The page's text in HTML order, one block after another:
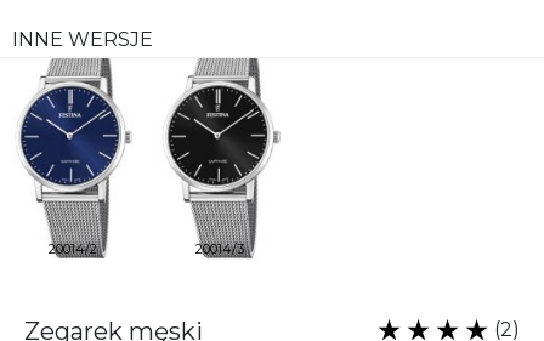
INNE WERSJE
20014/2 20014/3
Zegarek męski
(2)